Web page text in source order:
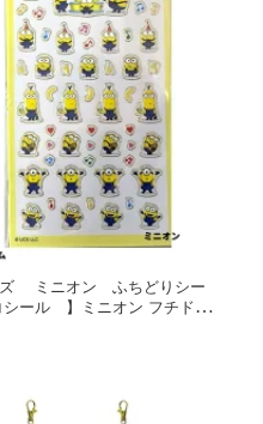
ミニオン ふちどりシー
ル 】ミニオン フチドリ